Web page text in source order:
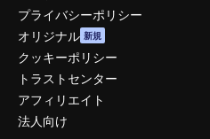
プライバシーポリシー
オリジナル 新規
クッキーポリシー
トラストセンター
アフィリエイト
法人向け